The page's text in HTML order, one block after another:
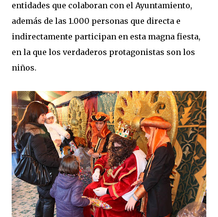
entidades que colaboran con el Ayuntamiento,
además de las 1.000 personas que directa e
indirectamente participan en esta magna fiesta,
en la que los verdaderos protagonistas son los
niños.